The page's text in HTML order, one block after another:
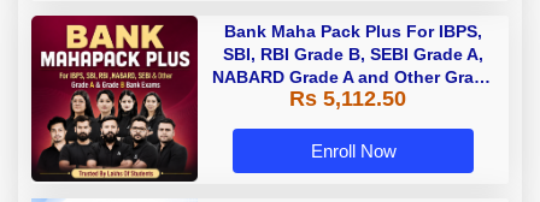
Bank Maha Pack Plus For IBPS,
SBI, RBI Grade B, SEBI Grade A,
NABARD Grade A and Other Grade
A & Grade B Bank Exams
Rs 5,112.50
Enroll Now